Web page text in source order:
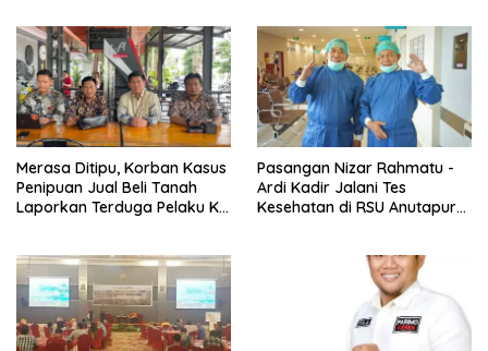
Merasa Ditipu, Korban Kasus
Penipuan Jual Beli Tanah
Laporkan Terduga Pelaku Ke
Pasangan Nizar Rahmatu -
Ardi Kadir Jalani Tes
Kesehatan di RSU Anutapura